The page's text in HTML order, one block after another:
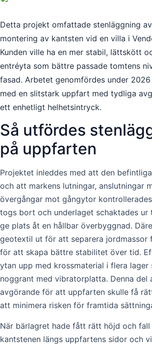
Detta projekt omfattade stenläggning
montering av kantsten vid en villa i
Kunden ville ha en mer stabil, lättskött
entréyta som bättre passade tomtens
fasad. Arbetet genomfördes under
med en slitstark uppfart med tydliga
ett enhetligt helhetsintryck.
Så utfördes
på uppfarten
Projektet inleddes med att den
och att markens lutningar, anslutningar
övergångar mot gångytor
togs bort och underlaget schaktades
ge plats åt en hållbar överbyggnad.
geotextil ut för att separera jordmassor
för att skapa bättre stabilitet över tid.
ytan upp med krossmaterial i flera lager
noggrant med vibratorplatta. Denna del
avgörande för att uppfarten skulle få
att minimera risken för framtida
När bärlagret hade fått rätt höjd och fall
kantstenen längs uppfartens sidor och